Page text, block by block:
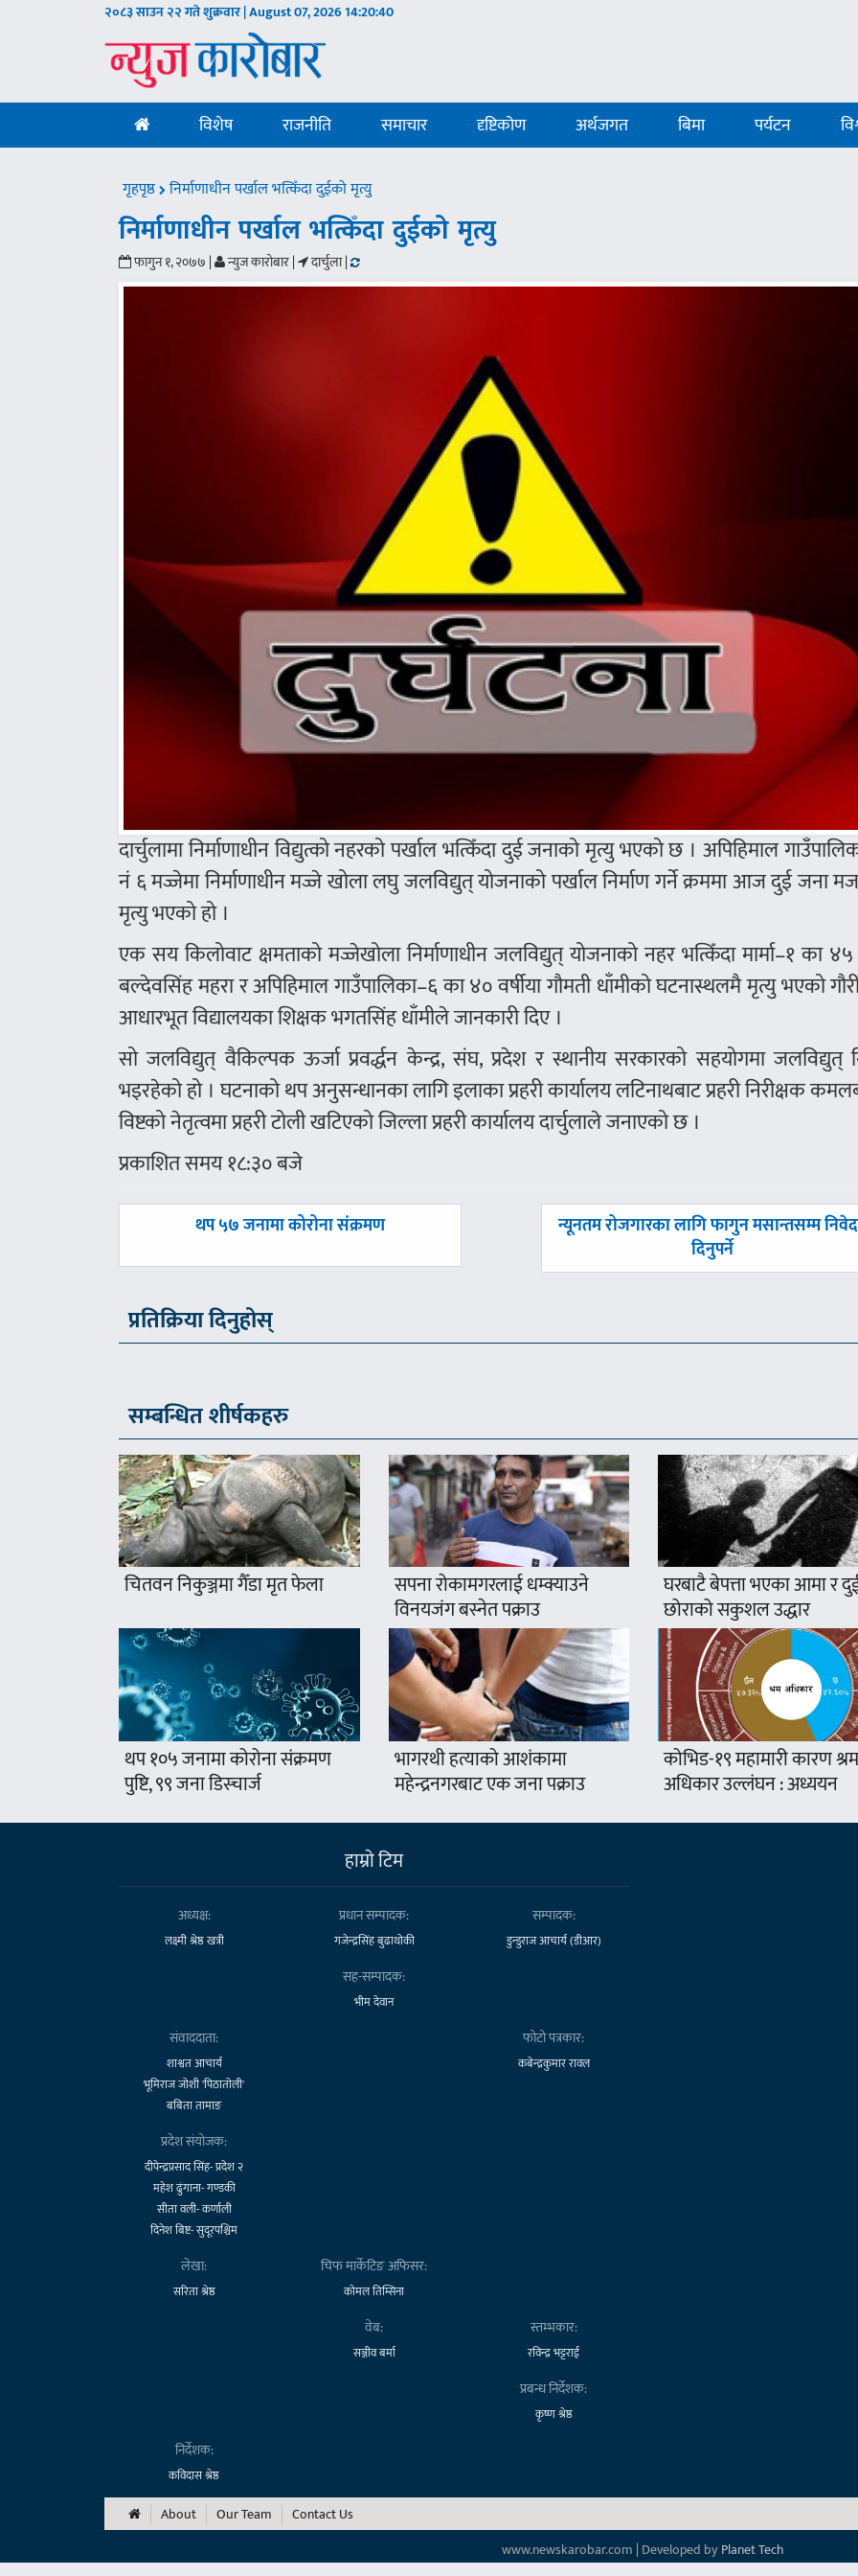
२०८३ साउन २२ गते शुक्रवार | August 07, 202614:20:41
विशेष राजनीति समाचार दृष्टिकोण अर्थजगत बिमा पर्यटन
गृहपृष्ठ निर्माणाधीन पर्खाल भत्किँदा दुईको मृत्यु
निर्माणाधीन पर्खाल भत्किँदा दुईको मृत्यु
फागुन १, २०७७ | न्युज कारोबार | दार्चुला |
दार्चुलामा निर्माणाधीन विद्युत्को नहरको पर्खाल भत्किँदा दुई जनाको मृत्यु भएको छ । अपिहिमाल
नं ६ मज्जेमा निर्माणाधीन मज्जे खोला लघु जलविद्युत् योजनाको पर्खाल निर्माण गर्ने क्रममा आज दुई जना
मृत्यु भएको हो ।
एक सय किलोवाट क्षमताको मज्जेखोला निर्माणाधीन जलविद्युत् योजनाको नहर भत्किँदा मार्मा–१ का ४५
बल्देवसिंह महरा र अपिहिमाल गाउँपालिका–६ का ४० वर्षीया गौमती धाँमीको घटनास्थलमै मृत्यु भएको
आधारभूत विद्यालयका शिक्षक भगतसिंह धाँमीले जानकारी दिए ।
सो जलविद्युत् वैकिल्पक ऊर्जा प्रवर्द्धन केन्द्र, संघ, प्रदेश र स्थानीय सरकारको सहयोगमा जलविद्युत्
भइरहेको हो । घटनाको थप अनुसन्धानका लागि इलाका प्रहरी कार्यालय लटिनाथबाट प्रहरी निरीक्षक
विष्टको नेतृत्वमा प्रहरी टोली खटिएको जिल्ला प्रहरी कार्यालय दार्चुलाले जनाएको छ ।
प्रकाशित समय १८:३० बजे
पछिल्लाे
थप ५७ जनामा कोरोना संक्रमण
अघिल्लाे
न्यूनतम रोजगारका लागि फागुन मसान्तसम्म
दिनुपर्ने
प्रतिक्रिया दिनुहोस्
सम्बन्धित शीर्षकहरु
चितवन निकुञ्जमा गैँडा मृत फेला सपना रोकामगरलाई धम्क्याउने
विनयजंग बस्नेत पक्राउ
घरबाटै बेपत्ता भएका आमा र
छोराको सकुशल उद्धार
थप १०५ जनामा कोरोना संक्रमण
पुष्टि, ९९ जना डिस्चार्ज
भागरथी हत्याको आशंकामा
महेन्द्रनगरबाट एक जना पक्राउ
कोभिड-१९ महामारी कारण श्रम
अधिकार उल्लंघन : अध्ययन
हाम्राे टिम
अध्यक्ष:
लक्ष्मी श्रेष्ठ खत्री
प्रधान सम्पादक:
गजेन्द्रसिंह बुढाथोकी
सम्पादक:
डुन्डुराज आचार्य (डीआर)
सह-सम्पादक:
भीम देवान
संवाददाता:
शाश्वत आचार्य
भूमिराज जोशी 'पिठातोली'
बबिता तामाङ
फोटो पत्रकार:
कबेन्द्रकुमार रावल
प्रदेश संयोजक:
दीपेन्द्रप्रसाद सिंह- प्रदेश २
महेश ढुंगाना- गण्डकी
सीता वली- कर्णाली
दिनेश बिष्ट- सुदूरपश्चिम
लेखा:
सरिता श्रेष्ठ
चिफ मार्केटिङ अफिसर:
कोमल तिम्सिना
वेब:
सञ्जीव बर्मा
स्तम्भकार:
रविन्द्र भट्टराई
प्रबन्ध निर्देशक:
कृष्ण श्रेष्ठ
निर्देशक:
कविदास श्रेष्ठ
About Our Team
Contact Us
www.newskarobar.com | Developed byPlanet Tech